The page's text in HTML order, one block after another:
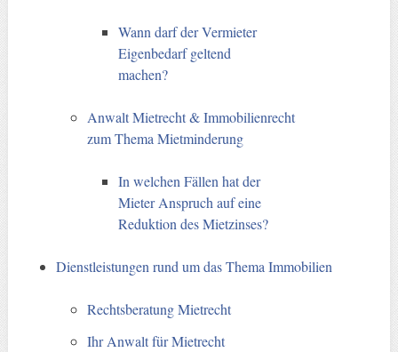
Wann darf der Vermieter
Eigenbedarf geltend
machen?
Anwalt Mietrecht & Immobilienrecht
zum Thema Mietminderung
In welchen Fällen hat der
Mieter Anspruch auf eine
Reduktion des Mietzinses?
Dienstleistungen rund um das Thema Immobilien
Rechtsberatung Mietrecht
Ihr Anwalt für Mietrecht